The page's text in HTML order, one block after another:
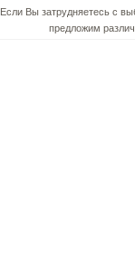
Если Вы затрудняетесь с
предложим